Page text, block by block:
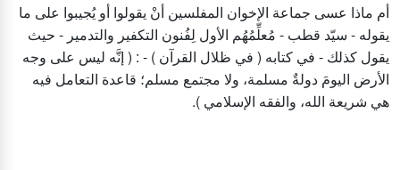
أم ماذا عسى جماعة الإخوان المفلسين أنْ يقولوا أو يُجيبوا على ما
يقوله - سيّد قطب - مُعلِّمُهُم الأول لِفُنون التكفير والتدمير - حيث
يقول كذلك - في كتابه ( في ظلال القرآن ) - : ( إنَّه ليس على وجه
الأرض اليومَ دولةٌ مسلمة، ولا مجتمع مسلم؛ قاعدة التعامل فيه
هي شريعة الله، والفقه الإسلامي ).